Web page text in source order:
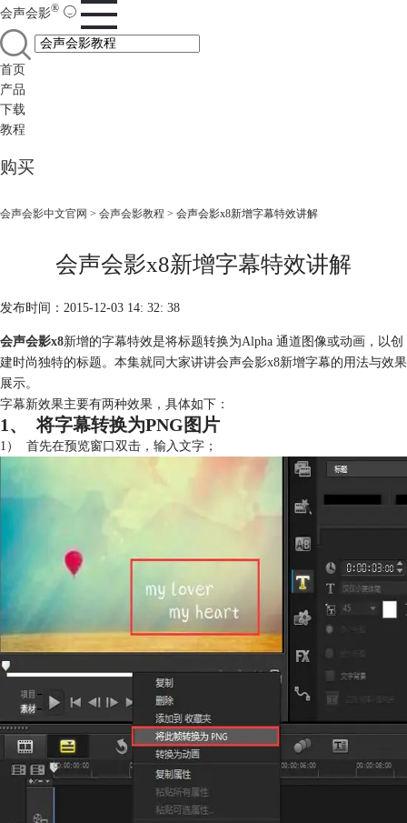
会声会影®
首页
产品
下载
教程
购买
会声会影中文官网 > 会声会影教程 > 会声会影x8新增字幕特效讲解
会声会影x8新增字幕特效讲解
发布时间：2015-12-03 14: 32: 38
会声会影x8新增的字幕特效是将标题转换为Alpha 通道图像或动画，以创
建时尚独特的标题。本集就同大家讲讲会声会影x8新增字幕的用法与效果
展示。
字幕新效果主要有两种效果，具体如下：
1、 将字幕转换为PNG图片
1） 首先在预览窗口双击，输入文字；